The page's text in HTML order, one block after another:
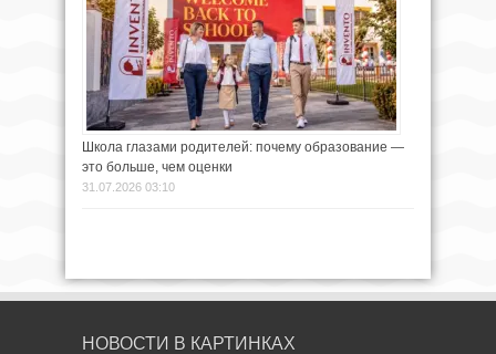
Школа глазами родителей: почему образование —
это больше, чем оценки
31.07.2026 03:10
НОВОСТИ В КАРТИНКАХ